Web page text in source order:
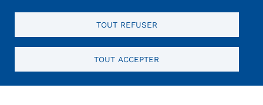
Menu
RGPD
TOUT REFUSER
TOUT ACCEPTER